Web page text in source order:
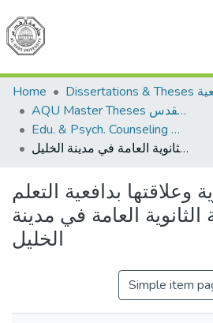
Communities &
All of DSpace
Home
AQU Master Theses الرسائل الجامعية الخاصة بجامعة القدس
Edu. & Psych. Counseling الإرشاد النفسي والتربوي
الضغوط الأسرية وعلاقتها بدافعية التعلم لدى طلبة الثانوية العامة في مدينة الخليل
بدافعية التعلم
العامة في مدينة
الخليل
Simple item